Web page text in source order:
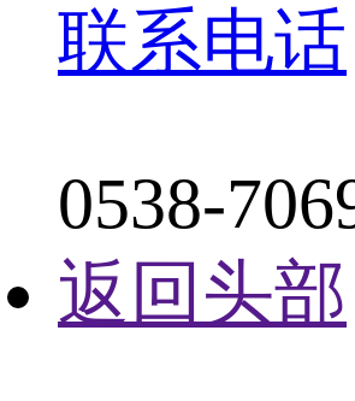
联系电话
0538-
返回头部